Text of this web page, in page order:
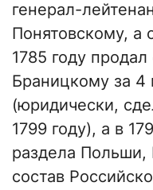
генерал-
Понятовскому, а
1785 году
Браницкому за 4
(юридически,
1799 году), а в
раздела Польши,
состав